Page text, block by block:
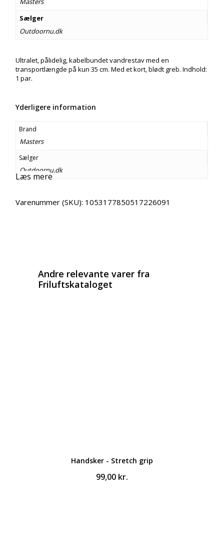
Sælger
Outdoornu.dk
Ultralet, pålidelig, kabelbundet vandrestav med en
transportlængde på kun 35 cm. Med et kort, blødt greb. Indhold:
1 par.
Yderligere information
Brand
Masters
Sælger
Outdoornu.dk
Læs mere
Varenummer (SKU): 1053177850517226091
Andre relevante varer fra
Friluftskataloget
Handsker - Stretch grip
99,00 kr.